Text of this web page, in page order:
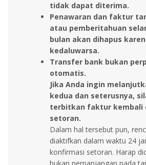
tidak dapat diterima.
Penawaran dan faktur
atau pemberitahuan
bulan akan dihapus
kedaluwarsa.
Transfer bank bukan
otomatis.
Jika Anda ingin
kedua dan seterusnya,
terbitkan faktur kembali
setoran.
Dalam hal tersebut pun,
diaktifkan dalam waktu 24
konfirmasi setoran. Harap